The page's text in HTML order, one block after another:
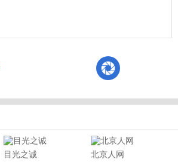
目光之诚 北京人网